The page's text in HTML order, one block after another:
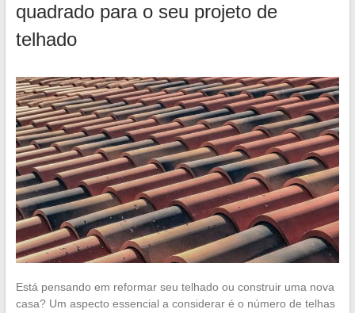
quadrado para o seu projeto de
telhado
Está pensando em reformar seu telhado ou construir uma nova
casa? Um aspecto essencial a considerar é o número de telhas